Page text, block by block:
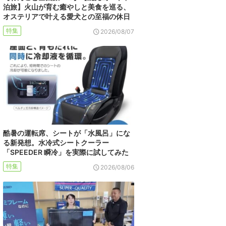
泊旅】火山が育む癒やしと美食を巡る、
オステリアで叶える愛犬との至福の休日
特集 2026/08/07
酷暑の運転席、シートが「水風呂」にな
る新発想。水冷式シートクーラー
「SPEEDER 瞬冷」を実際に試してみた
特集 2026/08/06